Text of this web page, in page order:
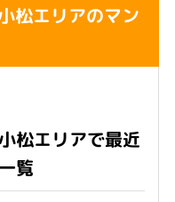
松エリアのマン
松エリアで最近
覧